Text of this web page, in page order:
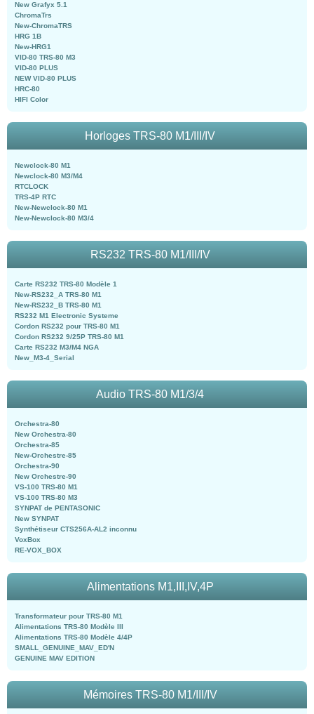
New Grafyx 5.1
ChromaTrs
New-ChromaTRS
HRG 1B
New-HRG1
VID-80 TRS-80 M3
VID-80 PLUS
NEW VID-80 PLUS
HRC-80
HIFI Color
Horloges TRS-80 M1/III/IV
Newclock-80 M1
Newclock-80 M3/M4
RTCLOCK
TRS-4P RTC
New-Newclock-80 M1
New-Newclock-80 M3/4
RS232 TRS-80 M1/III/IV
Carte RS232 TRS-80 Modèle 1
New-RS232_A TRS-80 M1
New-RS232_B TRS-80 M1
RS232 M1 Electronic Systeme
Cordon RS232 pour TRS-80 M1
Cordon RS232 9/25P TRS-80 M1
Carte RS232 M3/M4 NGA
New_M3-4_Serial
Audio TRS-80 M1/3/4
Orchestra-80
New Orchestra-80
Orchestra-85
New-Orchestre-85
Orchestra-90
New Orchestre-90
VS-100 TRS-80 M1
VS-100 TRS-80 M3
SYNPAT de PENTASONIC
New SYNPAT
Synthétiseur CTS256A-AL2 inconnu
VoxBox
RE-VOX_BOX
Alimentations M1,III,IV,4P
Transformateur pour TRS-80 M1
Alimentations TRS-80 Modèle III
Alimentations TRS-80 Modèle 4/4P
SMALL_GENUINE_MAV_ED'N
GENUINE MAV EDITION
Mémoires TRS-80 M1/III/IV